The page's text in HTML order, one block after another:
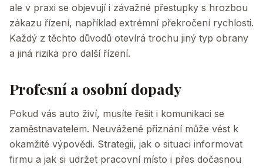
ale v praxi se objevují i závažné přestupky s hrozbou
zákazu řízení, například extrémní překročení rychlosti.
Každý z těchto důvodů otevírá trochu jiný typ obrany
a jiná rizika pro další řízení.
Profesní a osobní dopady
Pokud vás auto živí, musíte řešit i komunikaci se
zaměstnavatelem. Neuvážené přiznání může vést k
okamžité výpovědi. Strategii, jak o situaci informovat
firmu a jak si udržet pracovní místo i přes dočasnou